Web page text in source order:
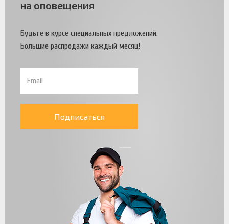
на оповещения
Будьте в курсе специальных предложений.
Большие распродажи каждый месяц!
Подписаться